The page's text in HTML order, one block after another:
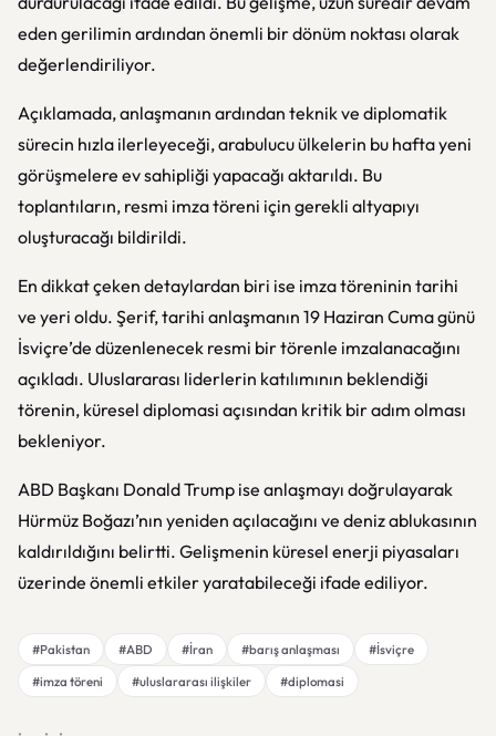
eden gerilimin ardından önemli bir dönüm noktası olarak
değerlendiriliyor.
Açıklamada, anlaşmanın ardından teknik ve diplomatik
sürecin hızla ilerleyeceği, arabulucu ülkelerin bu hafta yeni
görüşmelere ev sahipliği yapacağı aktarıldı. Bu
toplantıların, resmi imza töreni için gerekli altyapıyı
oluşturacağı bildirildi.
En dikkat çeken detaylardan biri ise imza töreninin tarihi
ve yeri oldu. Şerif, tarihi anlaşmanın 19 Haziran Cuma günü
İsviçre’de düzenlenecek resmi bir törenle imzalanacağını
açıkladı. Uluslararası liderlerin katılımının beklendiği
törenin, küresel diplomasi açısından kritik bir adım olması
bekleniyor.
ABD Başkanı Donald Trump ise anlaşmayı doğrulayarak
Hürmüz Boğazı’nın yeniden açılacağını ve deniz ablukasının
kaldırıldığını belirtti. Gelişmenin küresel enerji piyasaları
üzerinde önemli etkiler yaratabileceği ifade ediliyor.
#Pakistan #ABD #İran #barış anlaşması
#İsviçre
#imza töreni
#uluslararası ilişkiler #diplomasi